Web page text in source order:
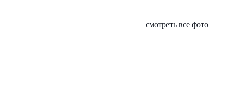
смотреть все фото